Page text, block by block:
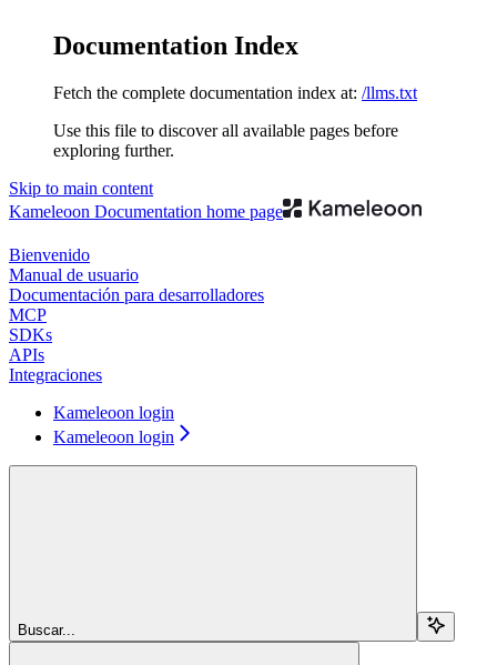
Documentation Index
Fetch the complete documentation index at: /llms.txt
Use this file to discover all available pages before
exploring further.
Skip to main content
Kameleoon Documentation home page
Bienvenido
Manual de usuario
Documentación para desarrolladores
MCP
SDKs
APIs
Integraciones
Kameleoon login
Kameleoon login
Buscar...